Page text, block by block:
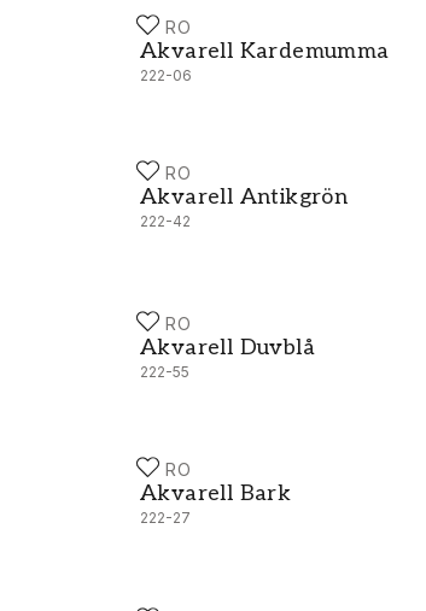
DURO
Akvarell Kardemumma
222-06
Akvarell Kardemumma - 222-06
DURO
Akvarell Antikgrön
222-42
Akvarell Antikgrön - 222-42
DURO
Akvarell Duvblå
222-55
Akvarell Duvblå - 222-55
DURO
Akvarell Bark
222-27
Akvarell Bark - 222-27